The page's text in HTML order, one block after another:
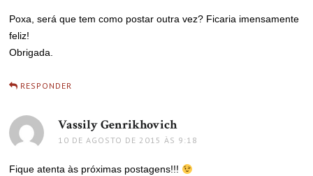
Poxa, será que tem como postar outra vez? Ficaria imensamente
feliz!
Obrigada.
RESPONDER
Vassily Genrikhovichdisse:
10 DE AGOSTO DE 2015 ÀS 9:18
Fique atenta às próximas postagens!!!